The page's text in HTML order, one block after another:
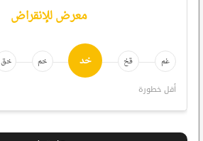
معرض للإنقراض
غم قخ خد خم خق
أقل خطورة